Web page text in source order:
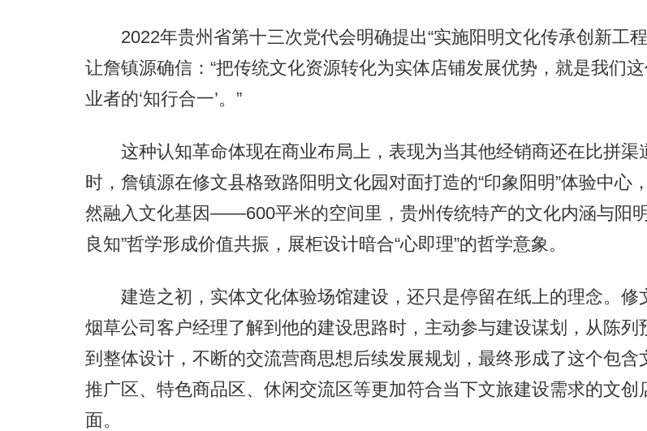
2022年贵州省第十三次党代会明确提出“实施阳明文化传承创新工程
让詹镇源确信：“把传统文化资源转化为实体店铺发展优势，就是我们这
业者的‘知行合一’。”
这种认知革命体现在商业布局上，表现为当其他经销商还在比拼渠
时，詹镇源在修文县格致路阳明文化园对面打造的“印象阳明”体验中心
然融入文化基因——600平米的空间里，贵州传统特产的文化内涵与阳
良知”哲学形成价值共振，展柜设计暗合“心即理”的哲学意象。
建造之初，实体文化体验场馆建设，还只是停留在纸上的理念。修
烟草公司客户经理了解到他的建设思路时，主动参与建设谋划，从陈列
到整体设计，不断的交流营商思想后续发展规划，最终形成了这个包含
推广区、特色商品区、休闲交流区等更加符合当下文旅建设需求的文创
面。